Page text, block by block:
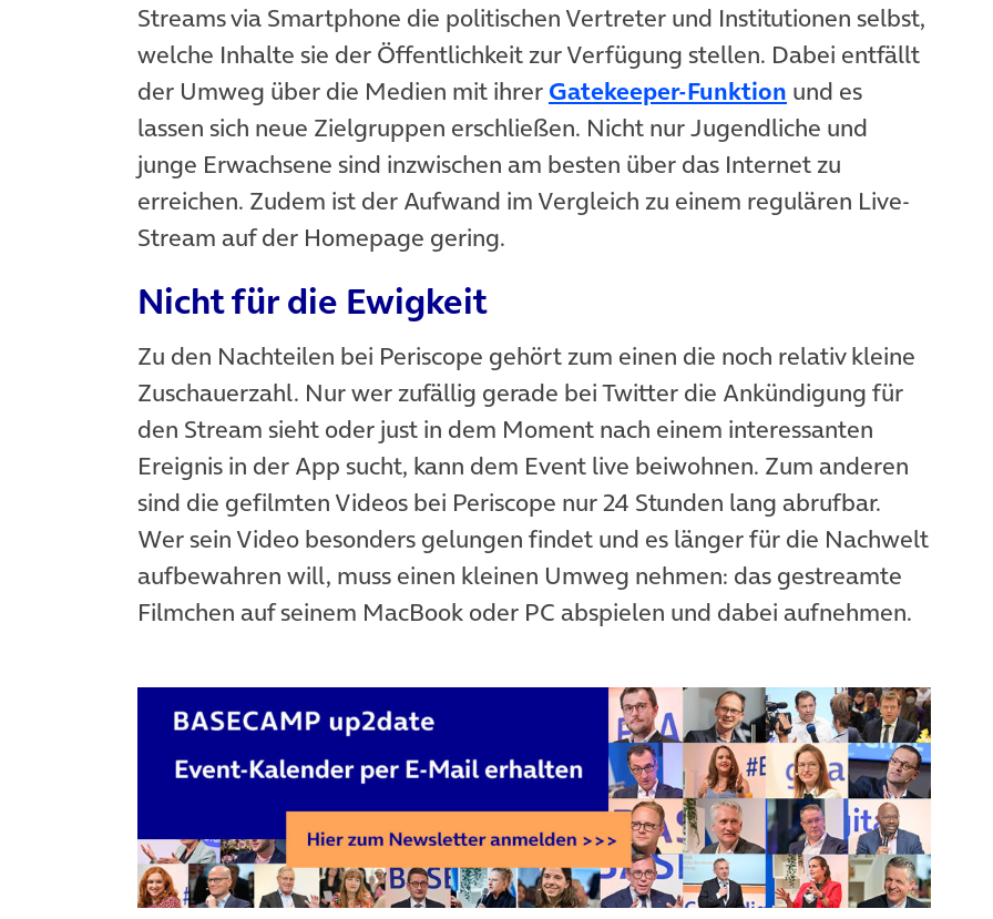
Streams via Smartphone die politischen Vertreter und Institutionen selbst,
welche Inhalte sie der Öffentlichkeit zur Verfügung stellen. Dabei entfällt
der Umweg über die Medien mit ihrer Gatekeeper-Funktion (öffnet in neuem
und es
lassen sich neue Zielgruppen erschließen. Nicht nur Jugendliche und
junge Erwachsene sind inzwischen am besten über das Internet zu
erreichen. Zudem ist der Aufwand im Vergleich zu einem regulären Live-
Stream auf der Homepage gering.
Nicht für die Ewigkeit
Zu den Nachteilen bei Periscope gehört zum einen die noch relativ kleine
Zuschauerzahl. Nur wer zufällig gerade bei Twitter die Ankündigung für
den Stream sieht oder just in dem Moment nach einem interessanten
Ereignis in der App sucht, kann dem Event live beiwohnen. Zum anderen
sind die gefilmten Videos bei Periscope nur 24 Stunden lang abrufbar.
Wer sein Video besonders gelungen findet und es länger für die Nachwelt
aufbewahren will, muss einen kleinen Umweg nehmen: das gestreamte
Filmchen auf seinem MacBook oder PC abspielen und dabei aufnehmen.